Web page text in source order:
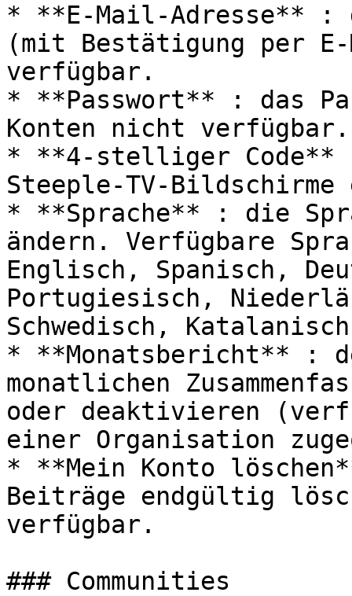
* **E-Mail-Adresse** :
(mit Bestätigung per
verfügbar.
* **Passwort** : das
Konten nicht verfügbar.
* **4-stelliger Code**
Steeple-TV-
* **Sprache** : die
ändern. Verfügbare
Englisch, Spanisch,
Portugiesisch,
Schwedisch,
* **Monatsbericht** :
monatlichen
oder deaktivieren
einer Organisation
* **Mein Konto
Beiträge endgültig
verfügbar.
### Communities